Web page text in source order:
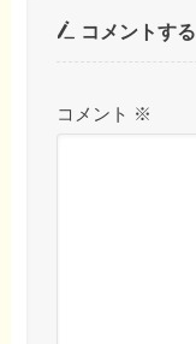
コメントする
コメント ※